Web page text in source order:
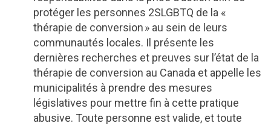
protéger les personnes 2SLGBTQ de la «
thérapie de conversion » au sein de leurs
communautés locales. Il présente les
dernières recherches et preuves sur l’état de la
thérapie de conversion au Canada et appelle les
municipalités à prendre des mesures
législatives pour mettre fin à cette pratique
abusive. Toute personne est valide, et toute